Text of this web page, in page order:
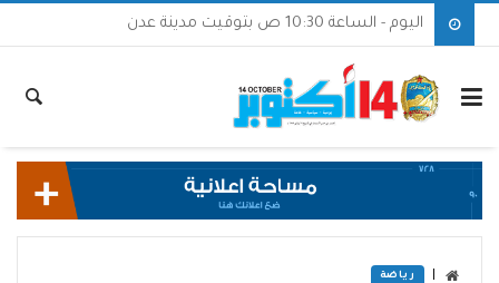
اليوم - الساعة 10:30 ص بتوقيت مدينة عدن
رياضة